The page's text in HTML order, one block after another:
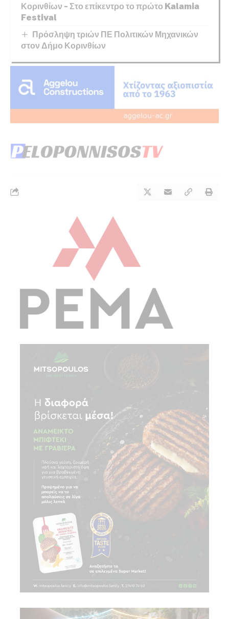
Κορινθίων – Στο επίκεντρο το πρώτο Kalamia
Festival
Πρόσληψη τριών ΠΕ Πολιτικών Μηχανικών
στον Δήμο Κορινθίων